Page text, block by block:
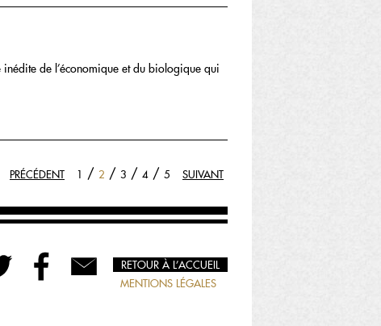
inédite de l’économique et du biologique qui
PRÉCÉDENT 1 / 2 / 3 / 4 / 5 SUIVANT
RETOUR À L’ACCUEIL
MENTIONS LÉGALES